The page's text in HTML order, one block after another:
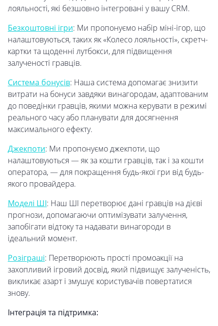
лояльності, які безшовно інтегровані у вашу CRM.
Безкоштовні ігри: Ми пропонуємо набір міні-ігор, що
налаштовуються, таких як «Колесо лояльності», скретч-
картки та щоденні лутбокси, для підвищення
залученості гравців.
Система бонусів: Наша система допомагає знизити
витрати на бонуси завдяки винагородам, адаптованим
до поведінки гравців, якими можна керувати в режимі
реального часу або планувати для досягнення
максимального ефекту.
Джекпоти: Ми пропонуємо джекпоти, що
налаштовуються — як за кошти гравців, так і за кошти
оператора, — для покращення будь-якої гри від будь-
якого провайдера.
Моделі ШІ: Наш ШІ перетворює дані гравців на дієві
прогнози, допомагаючи оптимізувати залучення,
запобігати відтоку та надавати винагороди в
ідеальний момент.
Розіграші: Перетворюють прості промоакції на
захопливий ігровий досвід, який підвищує залученість,
викликає азарт і змушує користувачів повертатися
знову.
Інтеграція та підтримка: